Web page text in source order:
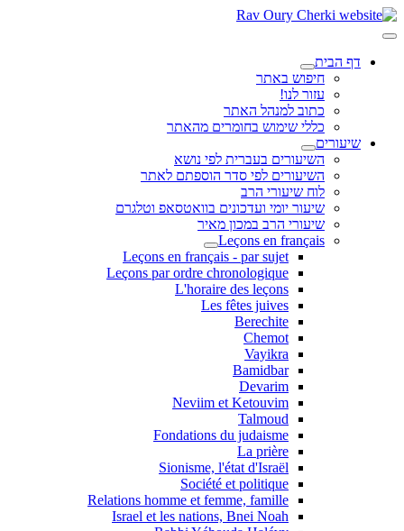
דף הבית
חיפוש באתר
עזור לנו!
כתוב למנהל האתר
כללי שימוש בחומרים מהאתר
שיעורים
השיעורים בעברית לפי נושא
השיעורים לפי סדר הוספתם לאתר
לוח שיעורי הרב
שיעור יומי ועדכונים בוואטסאפ וטלגרם
שיעורי הרב במכון מאיר
Leçons en français
Leçons en français - par sujet
Leçons par ordre chronologique
L'horaire des leçons
Les fêtes juives
Berechite
Chemot
Vayikra
Bamidbar
Devarim
Neviim et Ketouvim
Talmoud
Fondations du judaisme
La prière
Sionisme, l'état d'Israël
Société et politique
Relations homme et femme, famille
Israel et les nations, Bnei Noah